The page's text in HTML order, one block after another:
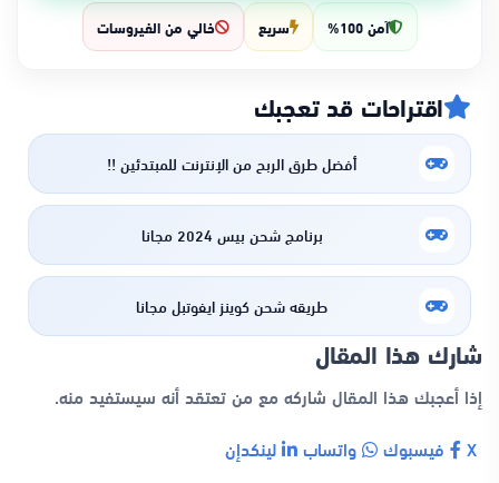
آمن 100% سريع خالي من الفيروسات
اقتراحات قد تعجبك
أفضل طرق الربح من الإنترنت للمبتدئين !!
برنامج شحن بيس 2024 مجانا
طريقه شحن كوينز ايفوتبل مجانا
شارك هذا المقال
إذا أعجبك هذا المقال شاركه مع من تعتقد أنه سيستفيد منه.
فيسبوك واتساب لينكدإن